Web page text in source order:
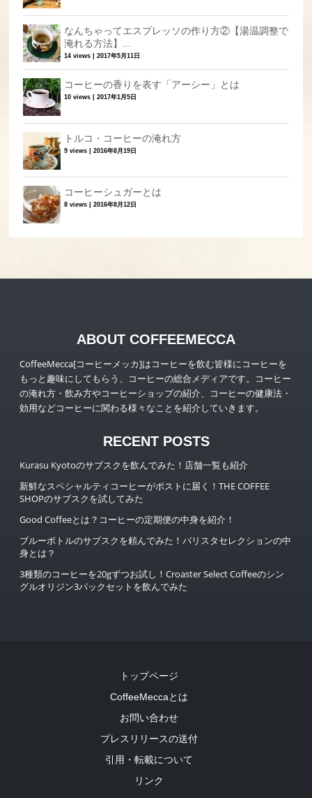
なんちゃってエスプレッソの作り方②【湯温調整で
淹れる方法】...
14 views |2017年5月11日
コーヒーの香りを表す「アーシー」とは
10 views |2017年1月5日
トルコ・コーヒーの淹れ方
9 views |2016年8月19日
コーヒーシュガーとは
8 views |2016年8月12日
ABOUT COFFEEMECCA
CoffeeMecca[コーヒーメッカ]はコーヒーを飲む皆様にコーヒーを
もっと趣味にしてもらう、コーヒーの総合メディアです。コーヒー
の淹れ方・飲み方やコーヒーショップの紹介、コーヒーの健康法・
効用などコーヒーに関わる様々なことを紹介していきます。
RECENT POSTS
Kurasu Kyotoのサブスクを飲んでみた！店舗一覧も紹介
新鮮なスペシャルティコーヒーがポストに届く！THE COFFEE
SHOPのサブスクを試してみた
Good Coffeeとは？コーヒーの定期便の中身を紹介！
ブルーボトルのサブスクを頼んでみた！バリスタセレクションの中
身とは？
3種類のコーヒーを20gずつお試し！Croaster Select Coffeeのシン
グルオリジン3パックセットを飲んでみた
トップページ
CoffeeMeccaとは
お問い合わせ
プレスリリースの送付
引用・転載について
リンク